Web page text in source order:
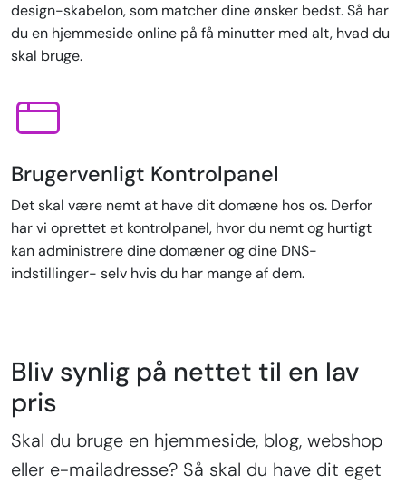
design-skabelon, som matcher dine ønsker bedst. Så har
du en hjemmeside online på få minutter med alt, hvad du
skal bruge.
Brugervenligt Kontrolpanel
Det skal være nemt at have dit domæne hos os. Derfor
har vi oprettet et kontrolpanel, hvor du nemt og hurtigt
kan administrere dine domæner og dine DNS-
indstillinger- selv hvis du har mange af dem.
Bliv synlig på nettet til en lav
pris
Skal du bruge en hjemmeside, blog, webshop
eller e-mailadresse? Så skal du have dit eget